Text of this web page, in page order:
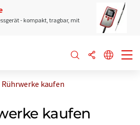
- kompakt, tragbar, mit
Rührwerke kaufen
kaufen